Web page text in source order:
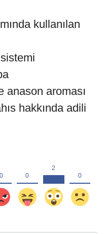
kullanılan
anason aroması
hakkında adili